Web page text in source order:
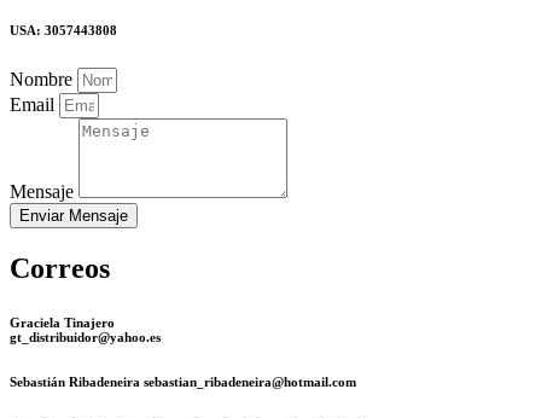
USA: 3057443808
Nombre
Email
Mensaje
Enviar Mensaje
Correos
Graciela Tinajero
gt_distribuidor@yahoo.es
Sebastián Ribadeneira sebastian_ribadeneira@hotmail.com